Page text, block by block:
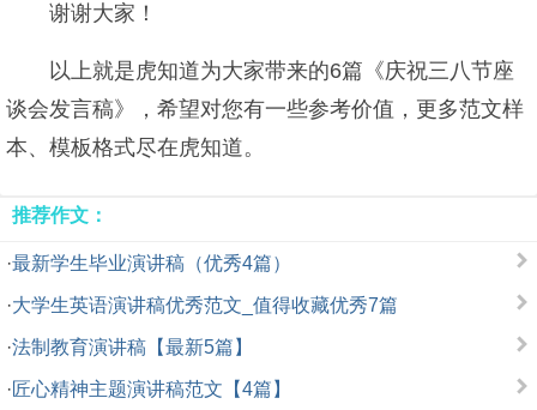
谢谢大家！
以上就是虎知道为大家带来的6篇《庆祝三八节座
谈会发言稿》，希望对您有一些参考价值，更多范文样
本、模板格式尽在虎知道。
推荐作文：
·最新学生毕业演讲稿（优秀4篇）
·大学生英语演讲稿优秀范文_值得收藏优秀7篇
·法制教育演讲稿【最新5篇】
·匠心精神主题演讲稿范文【4篇】